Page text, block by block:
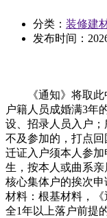
分类： 装修建
发布时间：
《通知》将取此中
户籍人员成婚满3年
设、招录人员入户
不及参加的，打点
迁证入户须本人参
生，按本人或曲系
核心集体户的挨次
材料：根基材料，
全1年以上落户前提